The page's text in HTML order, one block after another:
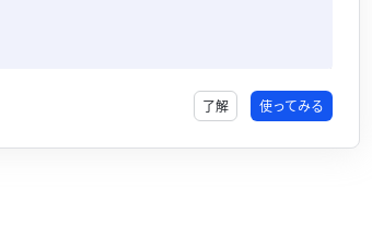
了解 使ってみる